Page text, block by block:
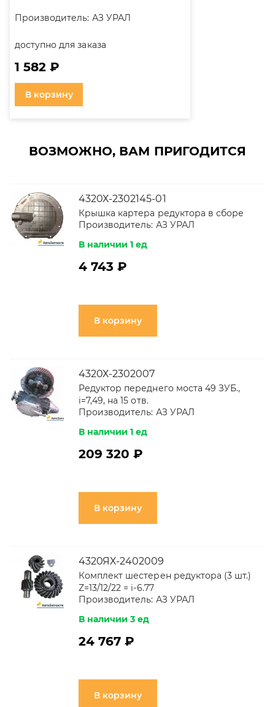
Производитель: АЗ УРАЛ
доступно для заказа
1 582 ₽
В корзину
ВОЗМОЖНО, ВАМ ПРИГОДИТСЯ
4320Х-2302145-01
Крышка картера редуктора в сборе
Производитель: АЗ УРАЛ
В наличии 1 ед
4 743 ₽
В корзину
4320Х-2302007
Редуктор переднего моста 49 ЗУБ.,
i=7,49, на 15 отв.
Производитель: АЗ УРАЛ
В наличии 1 ед
209 320 ₽
В корзину
4320ЯХ-2402009
Комплект шестерен редуктора (3 шт.)
Z=13/12/22 = i-6.77
Производитель: АЗ УРАЛ
В наличии 3 ед
24 767 ₽
В корзину